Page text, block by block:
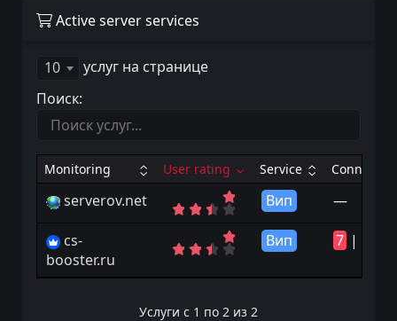
Active server services
10
услуг на странице
Поиск:
Monitoring User rating Service Connects
serverov.net Вип —
cs-
booster.ru
Вип 7 |
Услуги с 1 по 2 из 2